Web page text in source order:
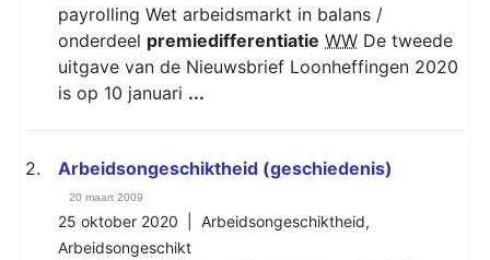
payrolling Wet arbeidsmarkt in balans /
onderdeel premiedifferentiatie WW De tweede
uitgave van de Nieuwsbrief Loonheffingen 2020
is op 10 januari ...
2. Arbeidsongeschiktheid (geschiedenis)
20 maart 2009
25 oktober 2020 | Arbeidsongeschiktheid,
Arbeidsongeschikt